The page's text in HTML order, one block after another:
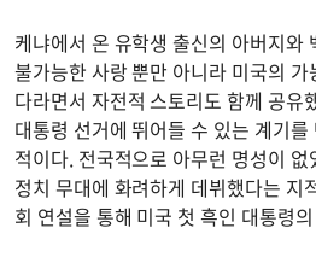
케냐에서 온 유학생 출신의 아버지와
불가능한 사랑 뿐만 아니라 미국의
다라면서 자전적 스토리도 함께 공유
대통령 선거에 뛰어들 수 있는 계기
적이다. 전국적으로 아무런 명성이
정치 무대에 화려하게 데뷔했다는 지
회 연설을 통해 미국 첫 흑인 대통령